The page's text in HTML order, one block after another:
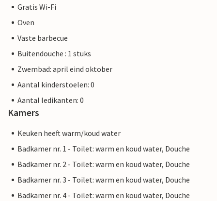
Gratis Wi-Fi
Oven
Vaste barbecue
Buitendouche : 1 stuks
Zwembad: april eind oktober
Aantal kinderstoelen: 0
Aantal ledikanten: 0
Kamers
Keuken heeft warm/koud water
Badkamer nr. 1 - Toilet: warm en koud water, Douche
Badkamer nr. 2 - Toilet: warm en koud water, Douche
Badkamer nr. 3 - Toilet: warm en koud water, Douche
Badkamer nr. 4 - Toilet: warm en koud water, Douche